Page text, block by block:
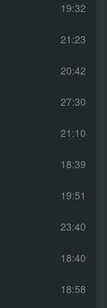
19:32
21:23
20:42
27:30
21:10
18:39
19:51
23:40
18:40
18:58